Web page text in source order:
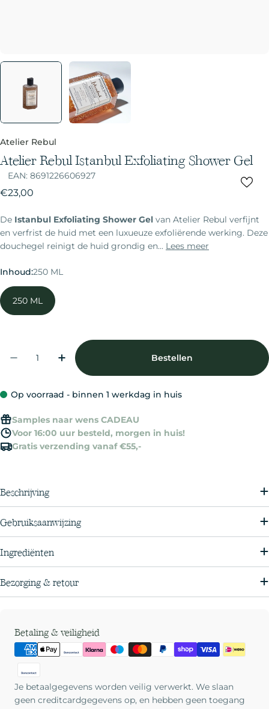
Atelier Rebul
Atelier Rebul Istanbul Exfoliating Shower Gel
EAN: 8691226606927
Normale
€23,00
De Istanbul Exfoliating Shower Gel van Atelier Rebul verfijnt
en verfrist de huid met een luxueuze exfoliërende werking. Deze
douchegel reinigt de huid grondig en... Lees meer
Inhoud:250 ML
250 ML
Aantal Verlagen Voor Atelier Rebul Istanbul
Verhoog Het Aantal Voor Atelier
Bestellen
Op voorraad - binnen 1 werkdag in huis
Samples naar wens CADEAU
Voor 16:00 uur besteld, morgen in huis!
Gratis verzending vanaf €55,-
Beschrijving
Gebruiksaanwijzing
Ingrediënten
Bezorging & retour
Betaling & veiligheid
Betaalmethoden
Je betaalgegevens worden veilig verwerkt. We slaan
geen creditcardgegevens op, en hebben geen toegang